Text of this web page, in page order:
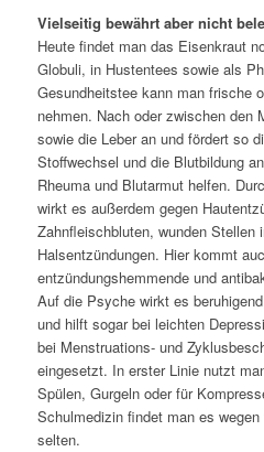
Vielseitig bewährt aber nicht
Heute findet man das Eisenkraut
Globuli, in Hustentees sowie als
Gesundheitstee kann man frische
nehmen. Nach oder zwischen den
sowie die Leber an und fördert so
Stoffwechsel und die Blutbildung
Rheuma und Blutarmut helfen.
wirkt es außerdem gegen
Zahnfleischbluten, wunden Stellen
Halsentzündungen. Hier kommt
entzündungshemmende und
Auf die Psyche wirkt es
und hilft sogar bei leichten
bei Menstruations- und
eingesetzt. In erster Linie nutzt
Spülen, Gurgeln oder für
Schulmedizin findet man es
selten.